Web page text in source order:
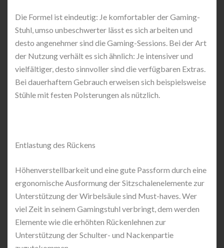
Die Formel ist eindeutig: Je komfortabler der Gaming-
Stuhl, umso unbeschwerter lässt es sich arbeiten und
desto angenehmer sind die Gaming-Sessions. Bei der Art
der Nutzung verhält es sich ähnlich: Je intensiver und
vielfältiger, desto sinnvoller sind die verfügbaren Extras.
Bei dauerhaftem Gebrauch erweisen sich beispielsweise
Stühle mit festen Polsterungen als nützlich.
Entlastung des Rückens
Höhenverstellbarkeit und eine gute Passform durch eine
ergonomische Ausformung der Sitzschalenelemente zur
Unterstützung der Wirbelsäule sind Must-haves. Wer
viel Zeit in seinem Gamingstuhl verbringt, dem werden
Elemente wie die erhöhten Rückenlehnen zur
Unterstützung der Schulter- und Nackenpartie